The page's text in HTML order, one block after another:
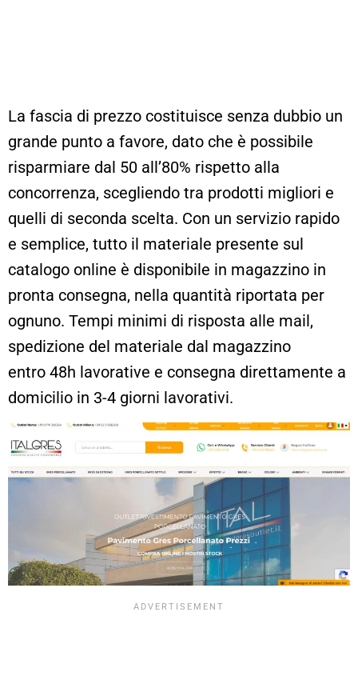
La fascia di prezzo costituisce senza dubbio un
grande punto a favore, dato che è possibile
risparmiare dal 50 all’80% rispetto alla
concorrenza, scegliendo tra prodotti migliori e
quelli di seconda scelta. Con un servizio rapido
e semplice, tutto il materiale presente sul
catalogo online è disponibile in magazzino in
pronta consegna, nella quantità riportata per
ognuno. Tempi minimi di risposta alle mail,
spedizione del materiale dal magazzino
entro 48h lavorative e consegna direttamente a
domicilio in 3-4 giorni lavorativi.